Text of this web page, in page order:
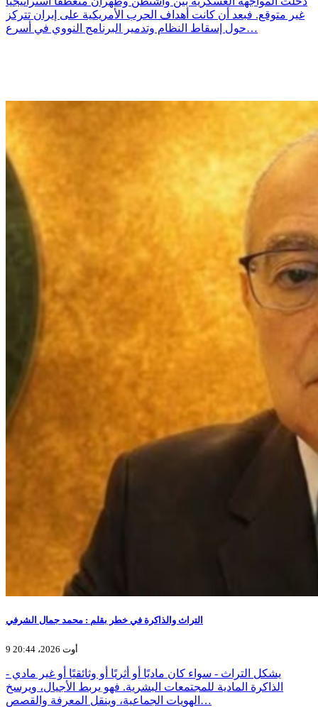
غير متوقع. فبعد أن كانت أهداف الحرب الأمريكية على إيران تتركز
حول إسقاط النظام وتدمير البرنامج النووي في أسرع…
التراث والذاكرة في خطر بقلم : محمد جمال الشرفي
9 أوت 2026، 20:44
يشكل التراث - سواء كان ماديًا أو أثريًا أو وثائقيًا أو غير مادي -
الذاكرة المادية للمجتمعات البشرية. فهو يربط الأجيال، ويرسخ
الهويات الجماعية، وينقل المعرفة والقصص…